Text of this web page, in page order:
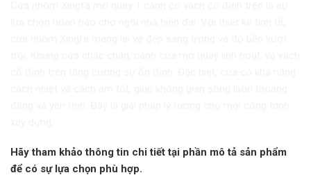
Hãy tham khảo thông tin chi tiết tại phần mô tả sản phẩm
để có sự lựa chọn phù hợp.